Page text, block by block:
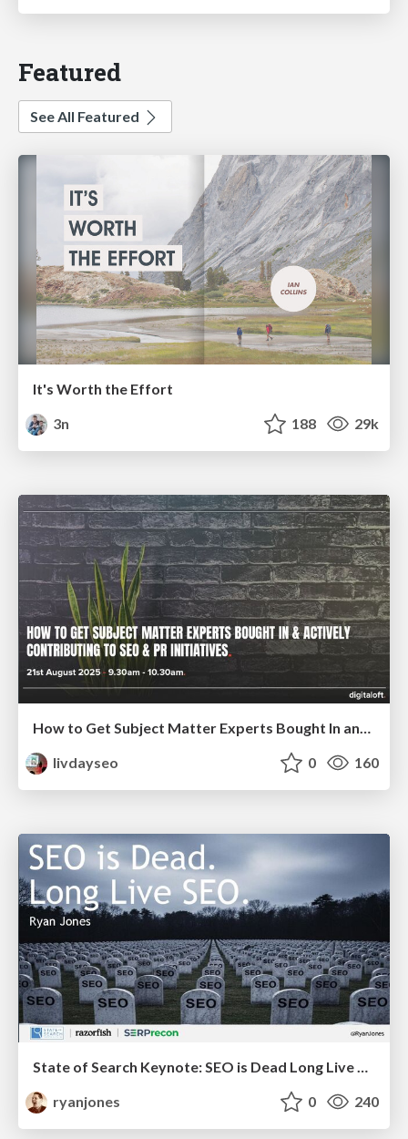
Featured
See All Featured
It's Worth the Effort
3n
188 29k
How to Get Subject Matter Experts Bought In and Actively Contributing to SEO & PR Initiatives.
livdayseo
0 160
State of Search Keynote: SEO is Dead Long Live SEO
ryanjones
0 240